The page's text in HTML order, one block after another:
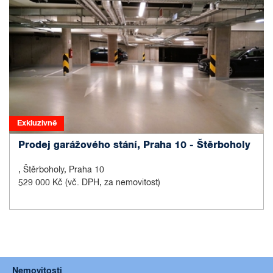
Exkluzivně
Prodej garážového stání, Praha 10 - Štěrboholy
, Štěrboholy, Praha 10
529 000 Kč (vč. DPH, za nemovitost)
Nemovitosti